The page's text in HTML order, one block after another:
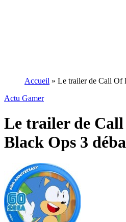
Accueil » Le trailer de Call Of
Actu Gamer
Le trailer de
Black Ops 3